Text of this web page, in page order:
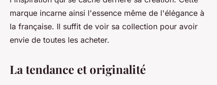
marque incarne ainsi l'essence même de l'élégance à
la française. Il suffit de voir sa collection pour avoir
envie de toutes les acheter.
La tendance et originalité